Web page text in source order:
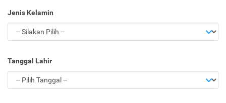
Jenis Kelamin
Tanggal Lahir